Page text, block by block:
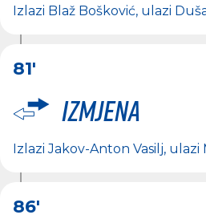
Izlazi Blaž Bošković, ulazi
81'
Izmjena
IzlaziJakov-Anton Vasilj, ulazi
86'